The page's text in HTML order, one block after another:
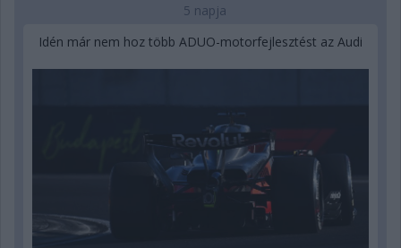
5 napja
Idén már nem hoz több ADUO-motorfejlesztést az Audi